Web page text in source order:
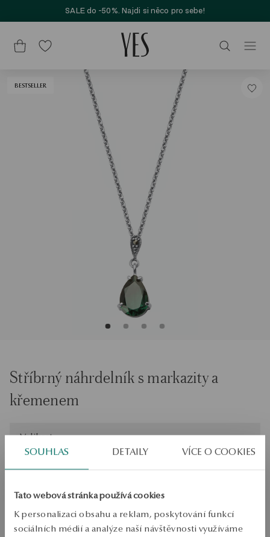
SOUHLAS DETAILY VÍCE O COOKIES
Tato webová stránka používá cookies
K personalizaci obsahu a reklam, poskytování funkcí
sociálních médií a analýze naší návštěvnosti využíváme
SALE do -50%. Najdi si něco pro sebe!
BESTSELLER
Stříbrný náhrdelník s markazity a
křemenem
Velikost
47
PŘIDAT DO KOŠÍKU
Ověřte si dostupnost na prodejně